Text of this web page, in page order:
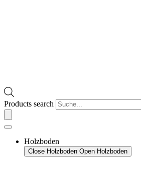
Products search
Holzboden
Close Holzboden Open Holzboden